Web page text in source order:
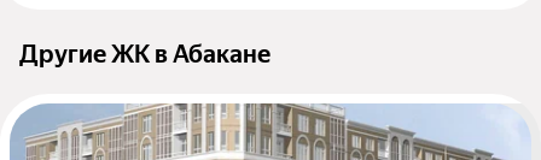
Другие ЖК в Абакане